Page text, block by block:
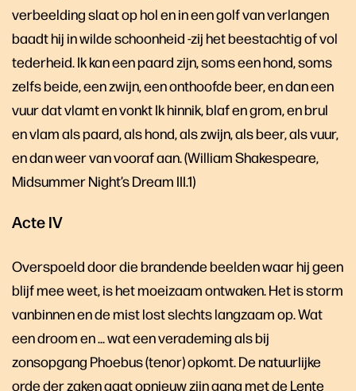
verbeelding slaat op hol en in een golf van verlangen
baadt hij in wilde schoonheid -zij het beestachtig of vol
tederheid. Ik kan een paard zijn, soms een hond, soms
zelfs beide, een zwijn, een onthoofde beer, en dan een
vuur dat vlamt en vonkt Ik hinnik, blaf en grom, en brul
en vlam als paard, als hond, als zwijn, als beer, als vuur,
en dan weer van vooraf aan. (William Shakespeare,
Midsummer Night’s Dream III.1)
Acte IV
Overspoeld door die brandende beelden waar hij geen
blijf mee weet, is het moeizaam ontwaken. Het is storm
vanbinnen en de mist lost slechts langzaam op. Wat
een droom en … wat een verademing als bij
zonsopgang Phoebus (tenor) opkomt. De natuurlijke
orde der zaken gaat opnieuw zijn gang met de Lente